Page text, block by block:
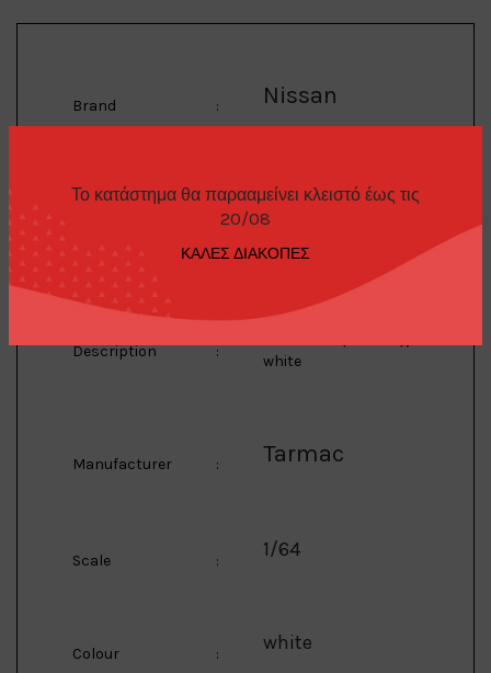
Το κατάστημα θα παρααμείνει κλειστό έως τις
20/08
ΚΑΛΕΣ ΔΙΑΚΟΠΕΣ
Brand : Nissan
Skyline 2000
GT-R
Description :
1/64 Nissan Skyline
white
Manufacturer : Tarmac
Scale : 1/64
Colour : white